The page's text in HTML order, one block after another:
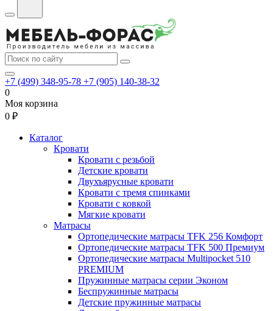
+7 (499) 348-95-78 +7 (905) 140-38-32
0
Моя корзина
0 ₽
Каталог
Кровати
Кровати с резьбой
Детские кровати
Двухъярусные кровати
Кровати с тремя спинками
Кровати с ковкой
Мягкие кровати
Матрасы
Ортопедические матрасы TFK 256 Комфорт
Ортопедические матрасы TFK 500 Премиум
Ортопедические матрасы Multipocket 510
PREMIUM
Пружинные матрасы серии Эконом
Беспружинные матрасы
Детские пружинные матрасы